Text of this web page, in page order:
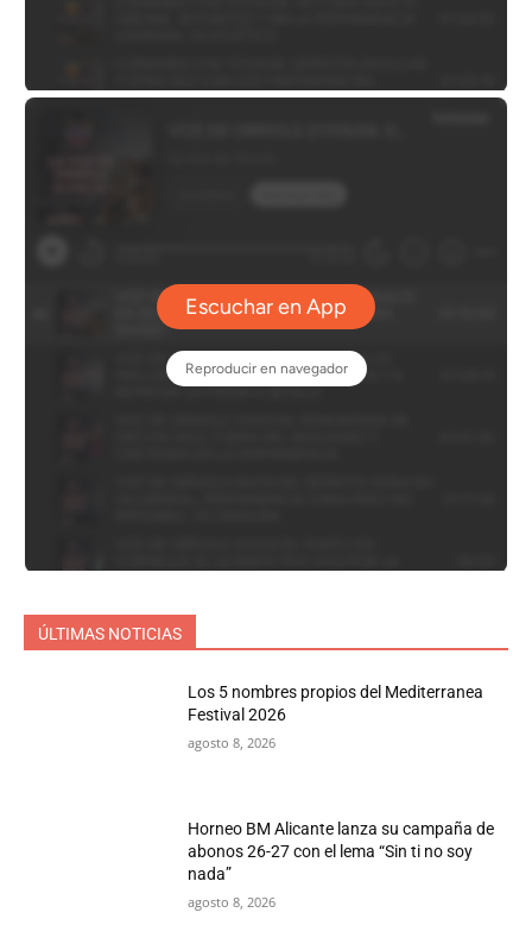
ÚLTIMAS NOTICIAS
Los 5 nombres propios del Mediterranea
Festival 2026
agosto 8, 2026
Horneo BM Alicante lanza su campaña de
abonos 26-27 con el lema “Sin ti no soy
nada”
agosto 8, 2026